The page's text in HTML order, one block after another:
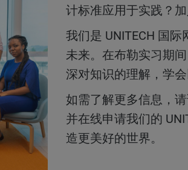
计标准应用于实践？
我们是 UNITECH 国际网络的合作伙伴，积极支持顶级工程师培训，共创美好
未来。在布勒实习期
深对知识的理解，学会
如需了解更多信息，
并在线申请我们的
造更美好的世界。